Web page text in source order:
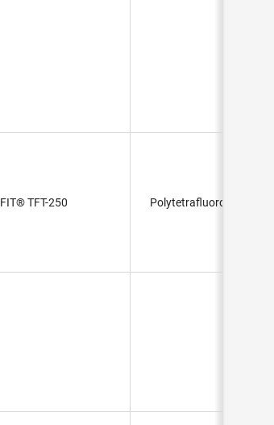
FIT® TFT-250 Polytetrafluoroethylene